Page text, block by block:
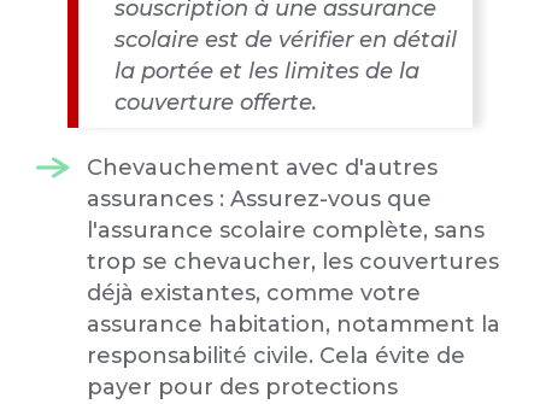
souscription à une assurance
scolaire est de vérifier en détail
la portée et les limites de la
couverture offerte.
Chevauchement avec d'autres
assurances : Assurez-vous que
l'assurance scolaire complète, sans
trop se chevaucher, les couvertures
déjà existantes, comme votre
assurance habitation, notamment la
responsabilité civile. Cela évite de
payer pour des protections